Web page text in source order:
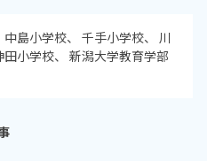
中島小学校 千手小学校
川
田小学校
新潟大学教育学部